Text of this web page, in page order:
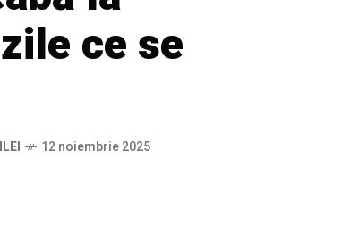
ce se
12 noiembrie 2025